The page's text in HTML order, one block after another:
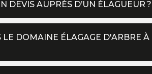
DEVIS AUPRÈS D’UN ÉLAGUEUR ?
LE DOMAINE ÉLAGAGE D'ARBRE À